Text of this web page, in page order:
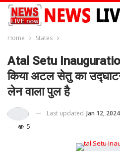
Home States
Atal Setu
किया अटल सेतु का
लेन वाला पुल है
Last updated Jan 12, 2024
5